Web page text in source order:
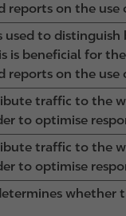
reports on the use
used to
is beneficial for
reports on the use
traffic to the
to optimise
traffic to the
to optimise
whether